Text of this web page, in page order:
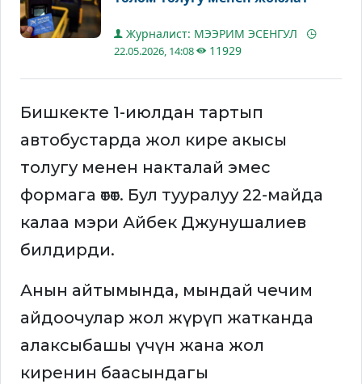
Журналист: МЭЭРИМ ЭСЕНГУЛ
22.05.2026, 14:08 11929
Бишкекте 1-июлдан тартып
автобустарда жол кире акысы
толугу менен накталай эмес
формага өтөт. Бул тууралуу 22-майда
калаа мэри Айбек Джунушалиев
билдирди.
Анын айтымында, мындай чечим
айдоочулар жол жүрүп жатканда
алаксыбашы үчүн жана жол
киренин баасындагы